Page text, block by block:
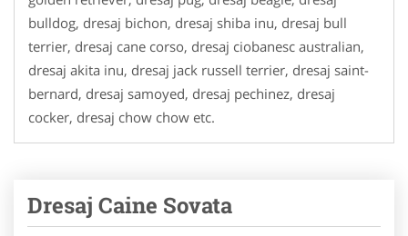
bulldog, dresaj bichon, dresaj shiba inu, dresaj bull
terrier, dresaj cane corso, dresaj ciobanesc australian,
dresaj akita inu, dresaj jack russell terrier, dresaj saint-
bernard, dresaj samoyed, dresaj pechinez, dresaj
cocker, dresaj chow chow etc.
Dresaj Caine Sovata